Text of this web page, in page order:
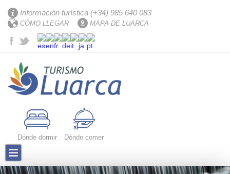
Información turística (+34) 985 640 083
CÓMO LLEGAR MAPA DE LUARCA
Dónde dormir Dónde comer